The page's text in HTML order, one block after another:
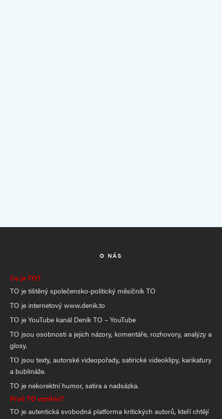
O NÁS
Co je TO?
TO je tištěný společensko-politický měsíčník TO
TO je internetový www.denik.to
TO je YouTube kanál Deník TO – YouTube
TO jsou osobnosti a jejich názory, komentáře, rozhovory, analýzy a
glosy.
TO jsou texty, autorské videopořady, satirické videoklipy, karikatury
a bublináže.
TO je nekorektní humor, satira a nadsázka.
Proč TO vzniklo?
TO je autentická svobodná platforma kritických autorů, kteří chtějí